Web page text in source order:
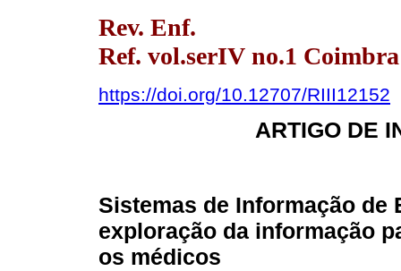
Rev. Enf.
Ref. vol.serIV no.1
https://doi.org/10.12707/RIII12152
ARTIGO DE
Sistemas de Informação de
exploração da informação
os médicos